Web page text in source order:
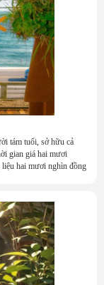
tám tuổi, sở hữu cả
gian giá hai mươi
hai mươi nghìn đồng